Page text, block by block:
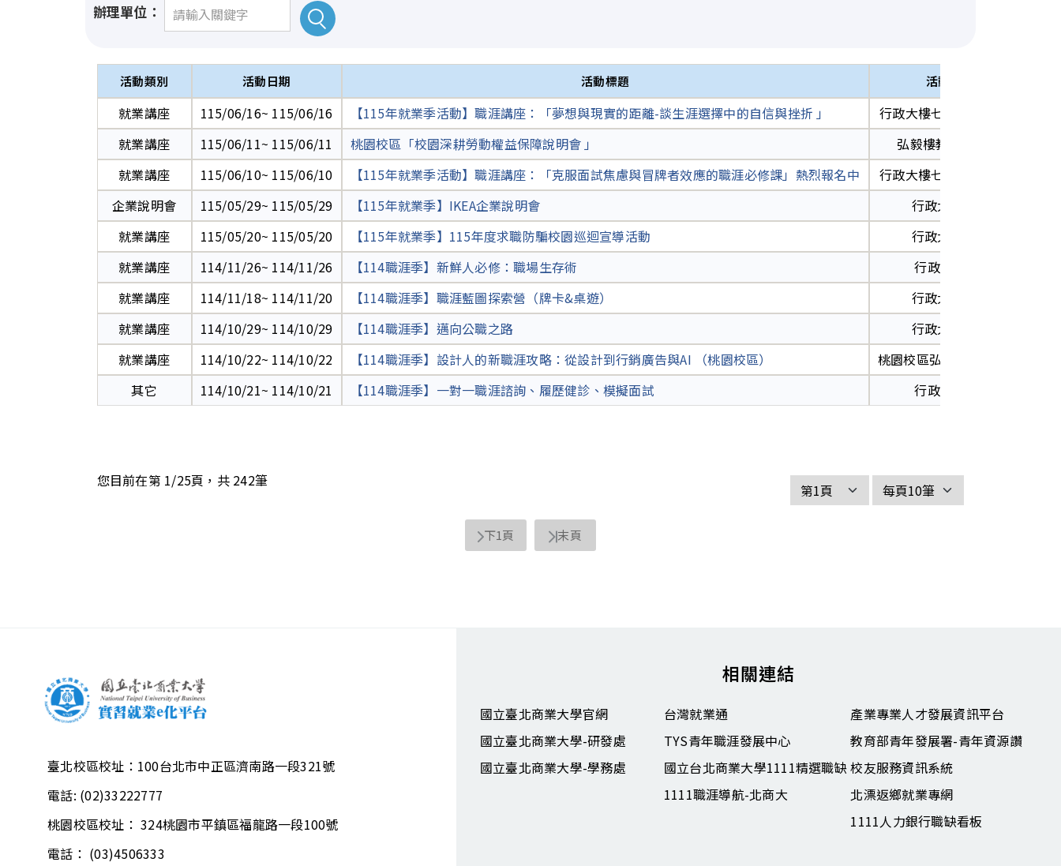
辦理單位：
活動類別 活動日期 活動標題 活動地點
就業講座 115/06/16~ 115/06/16 【115年就業季活動】職涯講座：「夢想與現實的距離-談生涯選擇中的自信與挫折 」 行政大樓七樓行政會議廳
就業講座
115/06/11~ 115/06/11 桃園校區「校園深耕勞動權益保障說明會 」 弘毅樓教A239教室
就業講座
115/06/10~ 115/06/10 【115年就業季活動】職涯講座：「克服面試焦慮與冒牌者效應的職涯必修課」熱烈報名中 行政大樓七樓行政會議廳
企業說明會
115/05/29~ 115/05/29 【115年就業季】IKEA企業說明會 行政大樓七樓
就業講座
115/05/20~ 115/05/20 【115年就業季】115年度求職防騙校園巡迴宣導活動 行政大樓七樓
就業講座
114/11/26~ 114/11/26 【114職涯季】新鮮人必修：職場生存術 行政大樓7樓
就業講座
114/11/18~ 114/11/20 【114職涯季】職涯藍圖探索營（牌卡&桌遊） 行政大樓七樓
就業講座
114/10/29~ 114/10/29 【114職涯季】邁向公職之路 行政大樓七樓
就業講座
114/10/22~ 114/10/22 【114職涯季】設計人的新職涯攻略：從設計到行銷廣告與AI （桃園校區） 桃園校區弘毅樓A240教室
其它
114/10/21~ 114/10/21 【114職涯季】一對一職涯諮詢、履歷健診、模擬面試 行政大樓7樓
您目前在第 1/25頁，共 242筆
下1頁 末頁
臺北校區校址： 100台北市中正區濟南路一段321號
電話: (02)33222777
桃園校區校址： 324桃園市平鎮區福龍路一段100號
電話： (03)4506333
相關連結
國立臺北商業大學官網
國立臺北商業大學-研發處
國立臺北商業大學-學務處
台灣就業通
TYS青年職涯發展中心
國立台北商業大學1111精選職缺
1111職涯導航-北商大
產業專業人才發展資訊平台
教育部青年發展署-青年資源讚
校友服務資訊系統
北漂返鄉就業專網
1111人力銀行職缺看板